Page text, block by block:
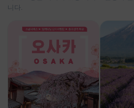
니다.